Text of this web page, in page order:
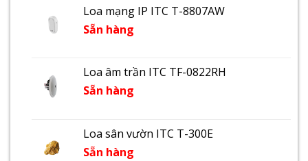
Loa mạng IP ITC T-8807AW
Sẵn hàng
Loa âm trần ITC TF-0822RH
Sẵn hàng
Loa sân vườn ITC T-300E
Sẵn hàng